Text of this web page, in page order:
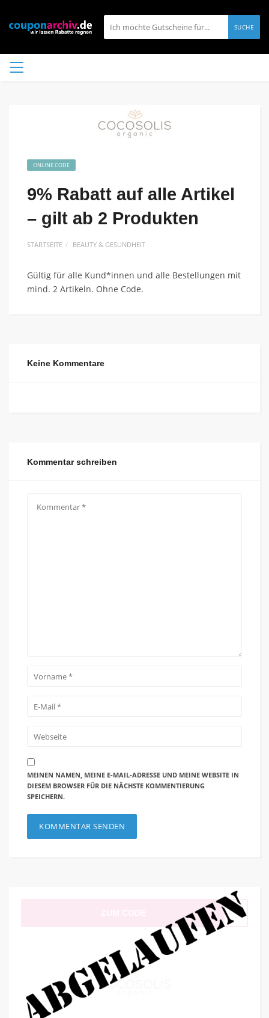
SUCHE
ONLINE CODE
9% Rabatt auf alle Artikel
– gilt ab 2 Produkten
STARTSEITE BEAUTY & GESUNDHEIT
Gültig für alle Kund*innen und alle Bestellungen mit
mind. 2 Artikeln. Ohne Code.
Keine Kommentare
Kommentar schreiben
MEINEN NAMEN, MEINE E-MAIL-ADRESSE UND MEINE WEBSITE IN
DIESEM BROWSER FÜR DIE NÄCHSTE KOMMENTIERUNG
SPEICHERN.